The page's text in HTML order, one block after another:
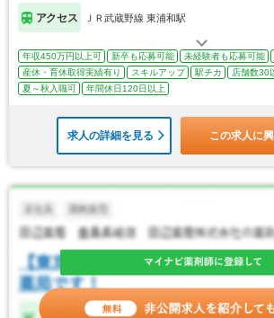
アクセス ＪＲ武蔵野線 東浦和駅
年収450万円以上可 新卒も応募可能 未経験者も応募可能
産休・育休取得実績有り
スキルアップ 駅チカ 店舗数30
夏～秋入職可
年間休日120日以上
求人の詳細を見る この求人に